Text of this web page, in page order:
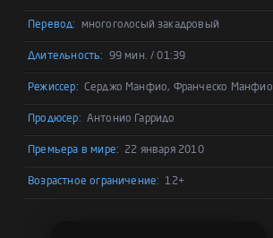
Перевод: многоголосый закадровый
Длительность: 99 мин. / 01:39
Режиссер: Серджо Манфио, Франческо Манфио
Продюсер: Антонио Гарридо
Премьера в мире: 22 января 2010
Возрастное ограничение: 12+